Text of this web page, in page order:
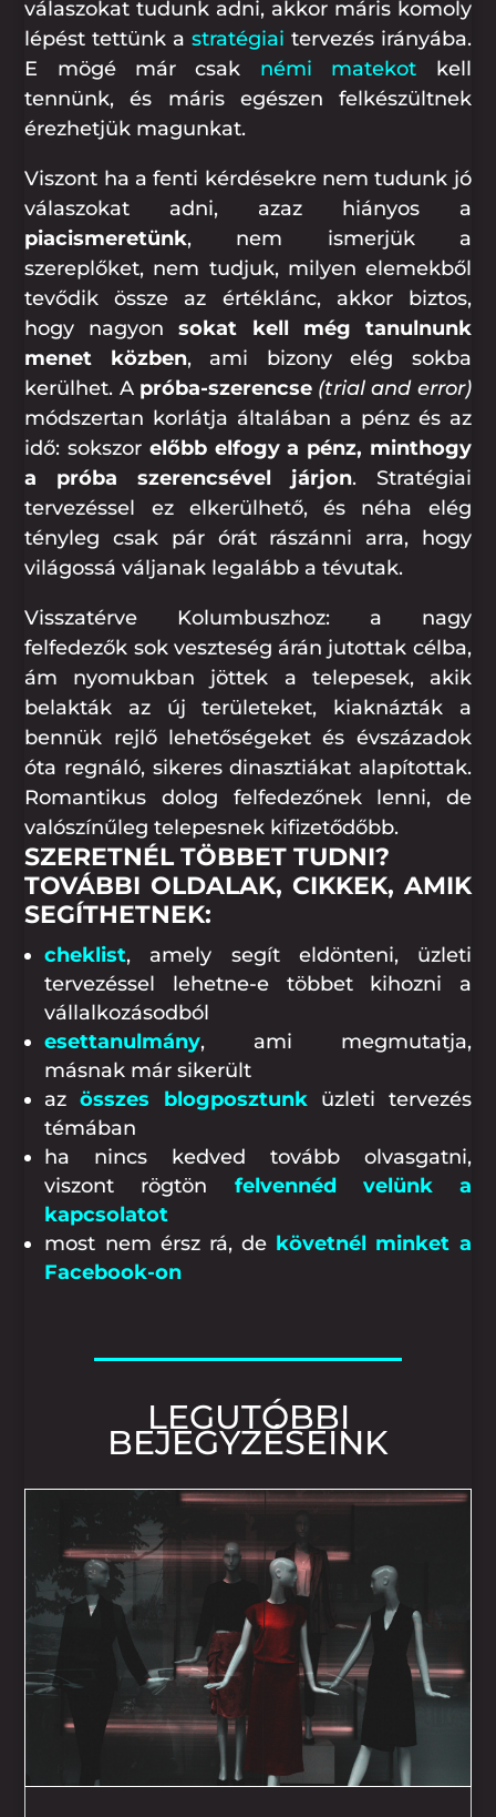
válaszokat tudunk adni, akkor máris komoly
lépést tettünk a stratégiai tervezés irányába.
E mögé már csak némi matekot kell
tennünk, és máris egészen felkészültnek
érezhetjük magunkat.
Viszont ha a fenti kérdésekre nem tudunk jó
válaszokat adni, azaz hiányos a
piacismeretünk, nem ismerjük a
szereplőket, nem tudjuk, milyen elemekből
tevődik össze az értéklánc, akkor biztos,
hogy nagyonsokat kell még tanulnunk
menet közben, ami bizony elég sokba
kerülhet. A próba-szerencse (trial and error)
módszertan korlátja általában a pénz és az
idő: sokszor előbb elfogy a pénz, minthogy
a próba szerencsével járjon. Stratégiai
tervezéssel ez elkerülhető, és néha elég
tényleg csak pár órát rászánni arra, hogy
világossá váljanak legalább a tévutak.
Visszatérve Kolumbuszhoz: a nagy
felfedezők sok veszteség árán jutottak célba,
ám nyomukban jöttek a telepesek, akik
belakták az új területeket, kiaknázták a
bennük rejlő lehetőségeket és évszázadok
óta regnáló, sikeres dinasztiákat alapítottak.
Romantikus dolog felfedezőnek lenni, de
valószínűleg telepesnek kifizetődőbb.
SZERETNÉL TÖBBET TUDNI?
TOVÁBBI OLDALAK, CIKKEK, AMIK
SEGÍTHETNEK:
cheklist, amely segít eldönteni, üzleti
tervezéssel lehetne-e többet kihozni a
vállalkozásodból
esettanulmány, ami megmutatja,
másnak már sikerült
azösszes blogposztunküzleti tervezés
témában
ha nincs kedved tovább olvasgatni,
viszont rögtön felvennéd velünk a
kapcsolatot
most nem érsz rá, de követnél minket a
Facebook-on
LEGUTÓBBI
BEJEGYZÉSEINK